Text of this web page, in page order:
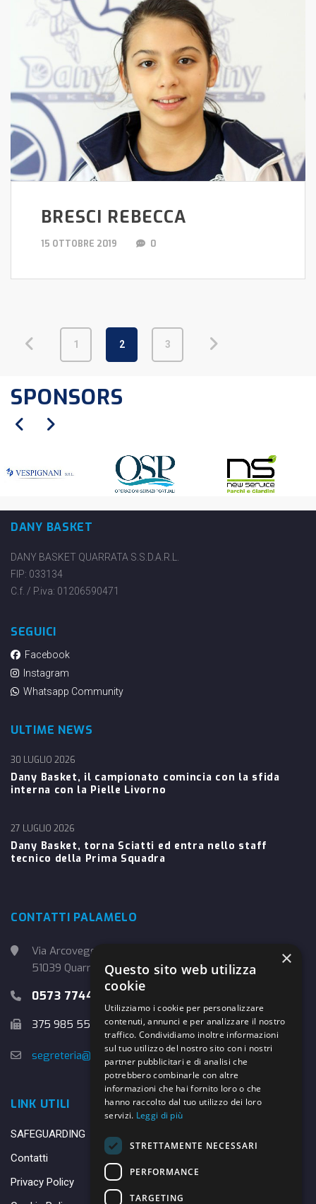
BRESCI REBECCA
15 OTTOBRE 2019 0
1 2 3
SPONSORS
DANY BASKET
DANY BASKET QUARRATA S.S.D.A.R.L.
FIP: 033134
C.f. / P.iva: 01206590471
SEGUICI
Facebook
Instagram
Whatsapp Community
ULTIME NEWS
Dany Basket, il campionato comincia con la sfida
interna con la Pielle Livorno
30 LUGLIO 2026
Dany Basket, torna Sciatti ed entra nello staff
tecnico della Prima Squadra
27 LUGLIO 2026
CONTATTI PALAMELO
Via Arcoveggio, 4
51039 Quarrata (PT)
0573 774457
375 985 5526
segreteria@danybasket.it
LINK UTILI
SAFEGUARDING
Contatti
Privacy Policy
×
Questo sito web utilizza
cookie
Utilizziamo i cookie per personalizzare
contenuti, annunci e per analizzare il nostro
traffico. Condividiamo inoltre informazioni
sul tuo utilizzo del nostro sito con i nostri
partner pubblicitari e di analisi che
potrebbero combinarle con altre
informazioni che hai fornito loro o che
hanno raccolto dal tuo utilizzo dei loro
servizi. Leggi di più
STRETTAMENTE NECESSARI
PERFORMANCE
TARGETING